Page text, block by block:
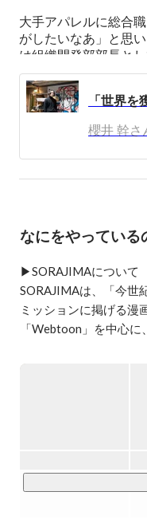
大手アパレルに総合
がしたいなあ」と思
は組織開発部部長と
無頼派と歴史/哲学が
した経験があります。
twitterによく出没し
櫻井 幹さ
なにをやっている
▶︎SORAJIMAについて
SORAJIMAは、「今世
ミッションに掲げる漫
「Webtoon」を中心
域で展開しています。
『ソラジマ代表が描く